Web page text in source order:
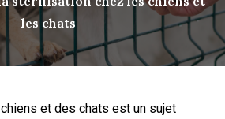
les chats
et des chats est un sujet